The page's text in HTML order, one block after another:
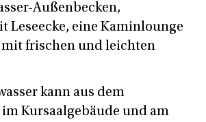
Außenbecken,
Leseecke, eine Kaminlounge
frischen und leichten
kann aus dem
Kursaalgebäude und am